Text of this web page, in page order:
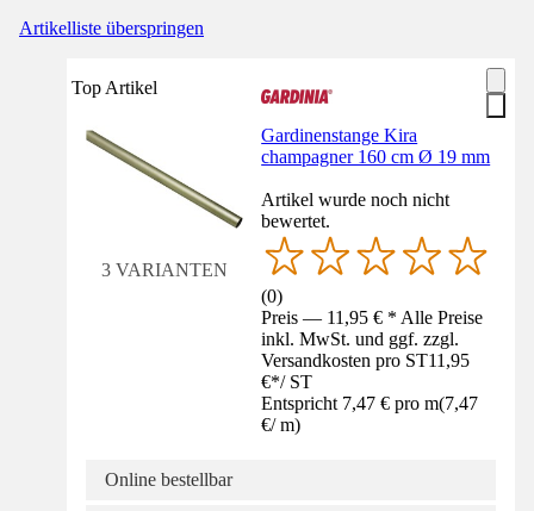
Artikelliste überspringen
Top Artikel
3 VARIANTEN
Gardinenstange Kira
champagner 160 cm Ø 19 mm
Artikel wurde noch nicht
bewertet.
(0)
Preis — 11,95 € * Alle Preise
inkl. MwSt. und ggf. zzgl.
Versandkosten pro ST11,95
€*/ ST
Entspricht 7,47 € pro m(7,47
€/ m)
Online bestellbar